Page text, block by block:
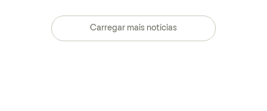
Carregar mais notícias